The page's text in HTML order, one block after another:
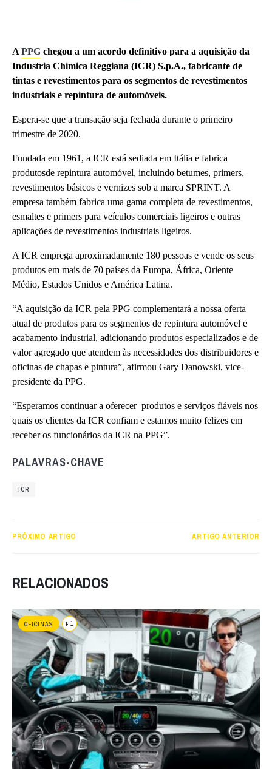
A PPG chegou a um acordo definitivo para a aquisição da
Industria Chimica Reggiana (ICR) S.p.A., fabricante de
tintas e revestimentos para os segmentos de revestimentos
industriais e repintura de automóveis.
Espera-se que a transação seja fechada durante o primeiro
trimestre de 2020.
Fundada em 1961, a ICR está sediada em Itália e fabrica
produtosde repintura automóvel, incluindo betumes, primers,
revestimentos básicos e vernizes sob a marca SPRINT. A
empresa também fabrica uma gama completa de revestimentos,
esmaltes e primers para veículos comerciais ligeiros e outras
aplicações de revestimentos industriais ligeiros.
A ICR emprega aproximadamente 180 pessoas e vende os seus
produtos em mais de 70 países da Europa, África, Oriente
Médio, Estados Unidos e América Latina.
“A aquisição da ICR pela PPG complementará a nossa oferta
atual de produtos para os segmentos de repintura automóvel e
acabamento industrial, adicionando produtos especializados e de
valor agregado que atendem às necessidades dos distribuidores e
oficinas de chapas e pintura”, afirmou Gary Danowski, vice-
presidente da PPG.
“Esperamos continuar a oferecer produtos e serviços fiáveis ​​nos
quais os clientes da ICR confiam e estamos muito felizes em
receber os funcionários da ICR na PPG”.
PALAVRAS-CHAVE
ICR
PRÓXIMO ARTIGO ARTIGO ANTERIOR
RELACIONADOS
OFICINAS + 1